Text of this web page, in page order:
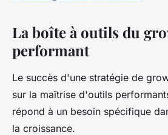
La boîte à outils du
performant
Le succès d'une stratégie de
sur la maîtrise d'outils
répond à un besoin spécifique
la croissance.